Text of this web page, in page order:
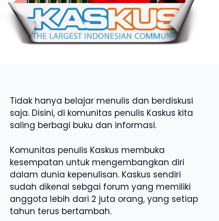
Tidak hanya belajar menulis dan berdiskusi
saja. Disini, di komunitas penulis Kaskus kita
saling berbagi buku dan informasi.
Komunitas penulis Kaskus membuka
kesempatan untuk mengembangkan diri
dalam dunia kepenulisan. Kaskus sendiri
sudah dikenal sebgai forum yang memiliki
anggota lebih dari 2 juta orang, yang setiap
tahun terus bertambah.